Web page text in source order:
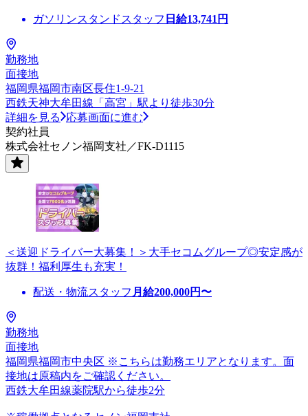
ガソリンスタンドスタッフ 日給13,741 円
勤務地
面接地
福岡県福岡市南区長住1-9-21
西鉄天神大牟田線「高宮」駅より徒歩30分
詳細を見る
応募画面に進む
契約社員
株式会社セノン福岡支社／FK-D1115
＜送迎ドライバー大募集！＞大手セコムグループ◎安定感が
抜群！福利厚生も充実！
配送・物流スタッフ 月給200,000円〜
勤務地
面接地
福岡県福岡市中央区 ※こちらは勤務エリアとなります。面
接地は原稿内をご確認ください。
西鉄大牟田線薬院駅から徒歩2分